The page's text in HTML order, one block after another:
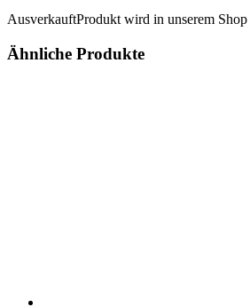
AusverkauftProdukt wird in unserem
Ähnliche Produkte